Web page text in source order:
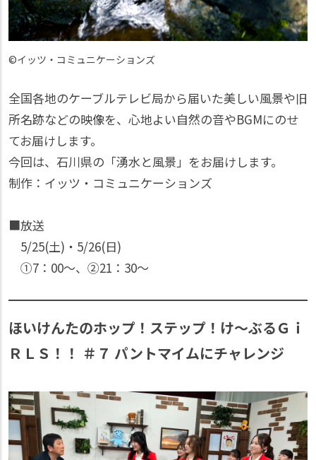
©イッツ・コミュニケーションズ
全国各地のケーブルテレビ局から届いた美しい風景や旧
所名跡などの映像を、心地よい自然の音やBGMにのせ
てお届けします。
今回は、石川県の「湧水と風景」をお届けします。
制作：イッツ・コミュニケーションズ
■放送
5/25(土)・5/26(日)
①7：00〜、②21：30〜
ほいけんたのホップ！ステップ！け～ぶるＧｉ
ＲＬＳ！！ ＃７ パントマイムにチャレンジ